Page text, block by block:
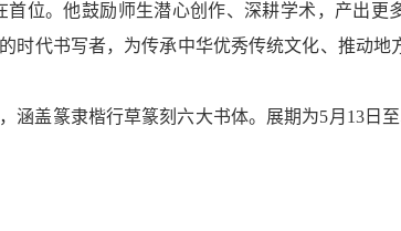
位。他鼓励师生潜心创作、深耕学术，产出更
时代书写者，为传承中华优秀传统文化、推动地
涵盖篆隶楷行草篆刻六大书体。展期为5月13日